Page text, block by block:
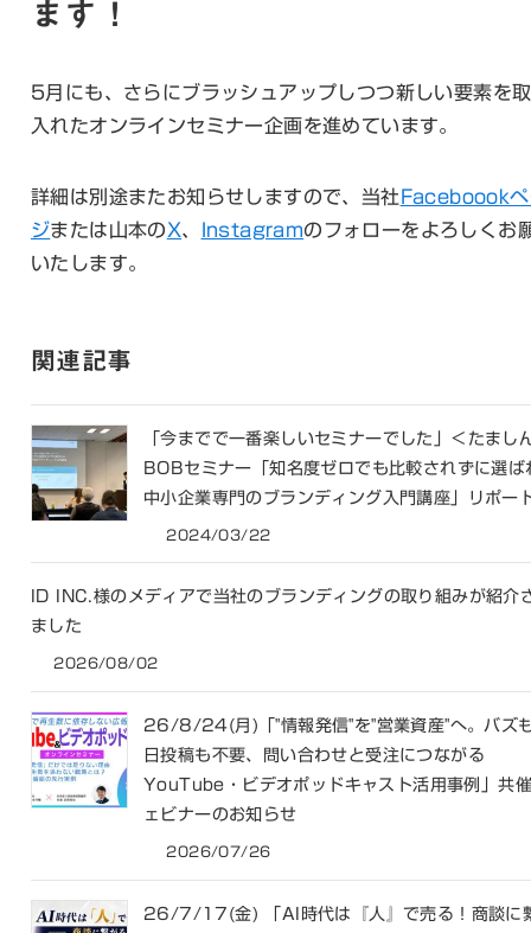
ます！
5月にも、さらにブラッシュアップしつつ新しい要素を
入れたオンラインセミナー企画を進めています。
詳細は別途またお知らせしますので、当社Faceboookペ
ジまたは山本のX、 Instagramのフォローをよろしくお
いたします。
関連記事
「今までで一番楽しいセミナーでした」＜たまし
BOBセミナー「知名度ゼロでも比較されずに選ば
中小企業専門のブランディング入門講座」リポー
2024/03/22
ID INC.様のメディアで当社のブランディングの取り組みが紹介
ました
2026/08/02
26/8/24(月)「"情報発信"を"営業資産"へ。バズ
日投稿も不要、問い合わせと受注につながる
YouTube・ビデオポッドキャスト活用事例」共
ェビナーのお知らせ
2026/07/26
26/7/17(金) 「AI時代は『人』で売る！商談に